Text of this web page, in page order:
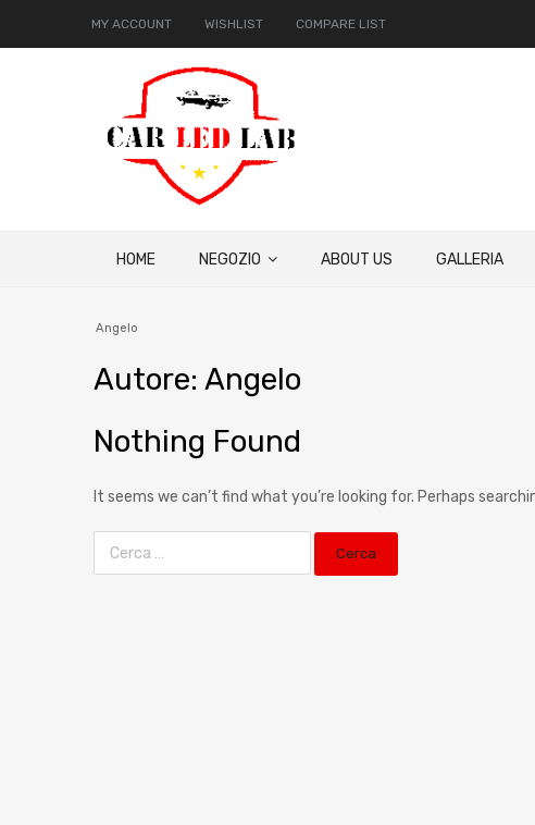
MY ACCOUNT WISHLIST COMPARE LIST
HOME NEGOZIO ABOUT US GALLERIA
Angelo
Autore: Angelo
Nothing Found
It seems we can’t find what you’re looking for. Perhaps